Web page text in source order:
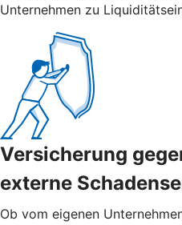
Unternehmen zu
Versicherung
externe
Ob vom eigenen